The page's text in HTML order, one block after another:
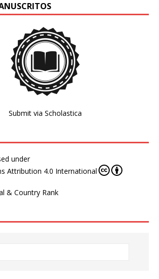
Submit via Scholastica
under
Attribution 4.0 International